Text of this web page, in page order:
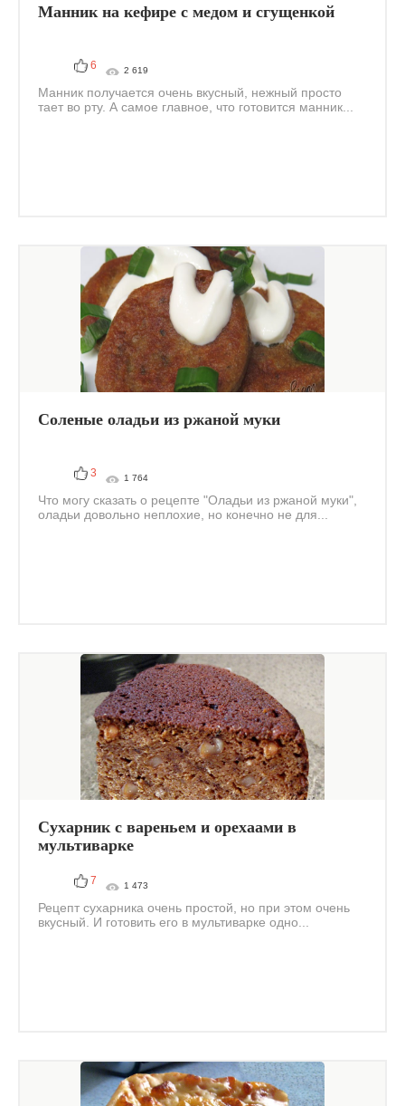
Манник на кефире с медом и сгущенкой
6 2 619
Манник получается очень вкусный, нежный просто
тает во рту. А самое главное, что готовится манник...
Соленые оладьи из ржаной муки
3 1 764
Что могу сказать о рецепте "Оладьи из ржаной муки",
оладьи довольно неплохие, но конечно не для...
Сухарник с вареньем и орехаами в
мультиварке
7 1 473
Рецепт сухарника очень простой, но при этом очень
вкусный. И готовить его в мультиварке одно...